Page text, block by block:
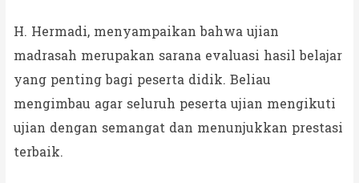
H. Hermadi, menyampaikan bahwa ujian
madrasah merupakan sarana evaluasi hasil belajar
yang penting bagi peserta didik. Beliau
mengimbau agar seluruh peserta ujian mengikuti
ujian dengan semangat dan menunjukkan prestasi
terbaik.